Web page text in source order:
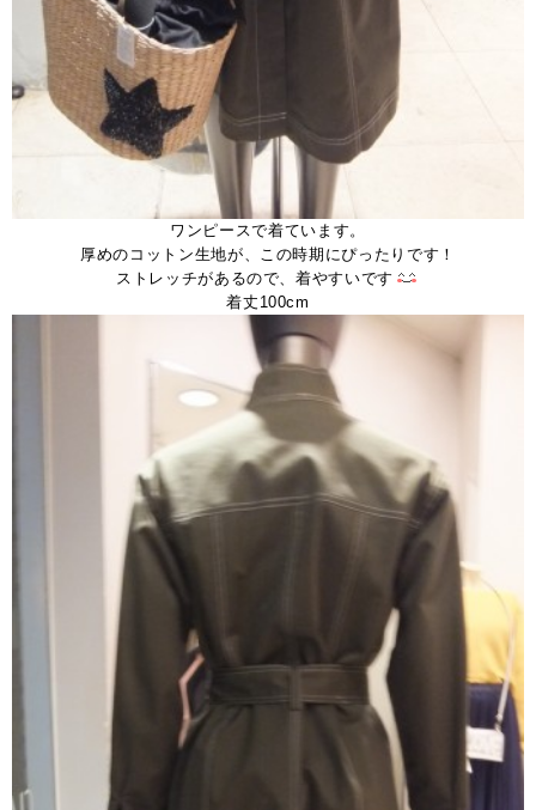
ワンピースで着ています。
厚めのコットン生地が、この時期にぴったりです！
ストレッチがあるので、着やすいです
着丈100cm